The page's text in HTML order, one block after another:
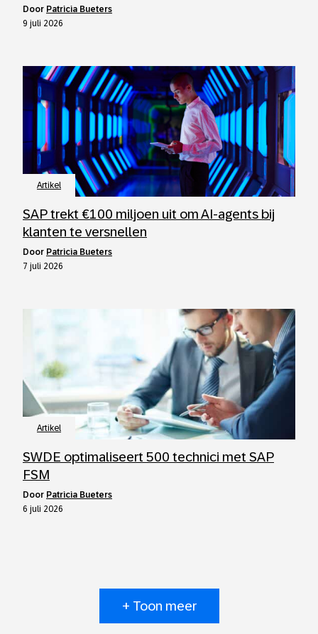
door Patricia Bueters
9 juli 2026
Artikel
SAP trekt €100 miljoen uit om AI-agents bij
klanten te versnellen
door Patricia Bueters
7 juli 2026
Artikel
SWDE optimaliseert 500 technici met SAP
FSM
door Patricia Bueters
6 juli 2026
+ Toon meer